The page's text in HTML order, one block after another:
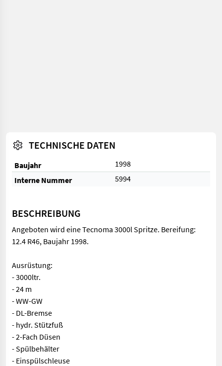
TECHNISCHE DATEN
Baujahr
1998
Interne Nummer
5994
BESCHREIBUNG
Angeboten wird eine Tecnoma 3000l Spritze. Bereifung:
12.4 R46, Baujahr 1998.
Ausrüstung:
- 3000ltr.
- 24 m
- WW-GW
- DL-Bremse
- hydr. Stützfuß
- 2-Fach Düsen
- Spülbehälter
- Einspülschleuse